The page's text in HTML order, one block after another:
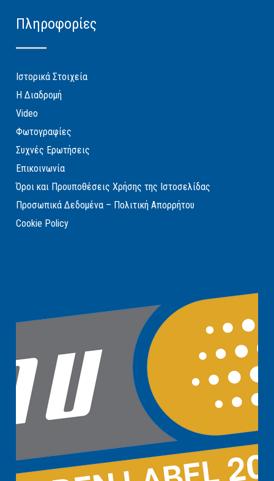
Πληροφορίες
Ιστορικά Στοιχεία
Η Διαδρομή
Video
Φωτογραφίες
Συχνές Ερωτήσεις
Επικοινωνία
Όροι και Προυποθέσεις Χρήσης της Ιστοσελίδας
Προσωπικά Δεδομένα – Πολιτική Απορρήτου
Cookie Policy